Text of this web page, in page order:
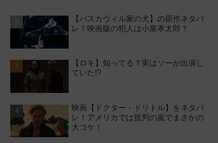
【バスカヴィル家の犬】の原作ネタバ
レ！映画版の犯人は小泉孝太郎？
【ロキ】知ってる？実はソーが出演し
ていた!?
映画【ドクター・ドリトル】をネタバ
レ！アメリカでは批判の嵐でまさかの
大コケ！